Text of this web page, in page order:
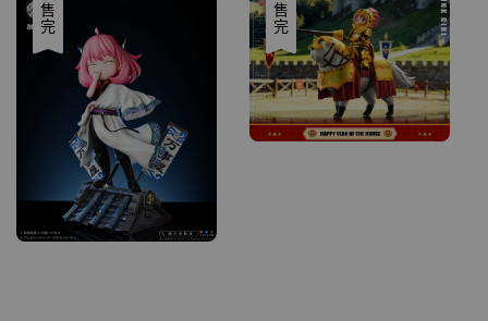
售完 售完